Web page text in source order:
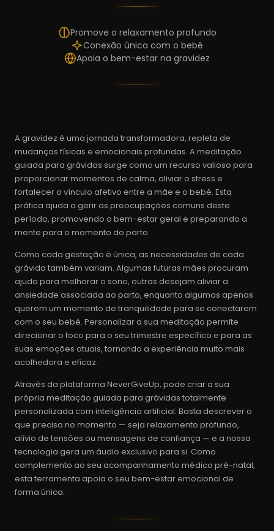
Promove o relaxamento profundo
Conexão única com o bebé
Apoia o bem-estar na gravidez
A gravidez é uma jornada transformadora, repleta de
mudanças físicas e emocionais profundas. A meditação
guiada para grávidas surge como um recurso valioso para
proporcionar momentos de calma, aliviar o stress e
fortalecer o vínculo afetivo entre a mãe e o bebé. Esta
prática ajuda a gerir as preocupações comuns deste
período, promovendo o bem-estar geral e preparando a
mente para o momento do parto.
Como cada gestação é única, as necessidades de cada
grávida também variam. Algumas futuras mães procuram
ajuda para melhorar o sono, outras desejam aliviar a
ansiedade associada ao parto, enquanto algumas apenas
querem um momento de tranquilidade para se conectarem
com o seu bebé. Personalizar a sua meditação permite
direcionar o foco para o seu trimestre específico e para as
suas emoções atuais, tornando a experiência muito mais
acolhedora e eficaz.
Através da plataforma NeverGiveUp, pode criar a sua
própria meditação guiada para grávidas totalmente
personalizada com inteligência artificial. Basta descrever o
que precisa no momento — seja relaxamento profundo,
alívio de tensões ou mensagens de confiança — e a nossa
tecnologia gera um áudio exclusivo para si. Como
complemento ao seu acompanhamento médico pré-natal,
esta ferramenta apoia o seu bem-estar emocional de
forma única.